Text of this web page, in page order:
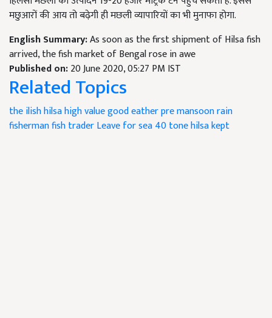
मछुआरों की आय तो बढ़ेगी ही मछली व्यापारियों का भी मुनाफा होगा.
English Summary:As soon as the first shipment of Hilsa fish
arrived, the fish market of Bengal rose in awe
Published on:20 June 2020, 05:27 PM IST
Related Topics
the ilishhilsahigh valuegood eatherpre mansoon rain
fishermanfish traderLeave for sea40 tone hilsa kept